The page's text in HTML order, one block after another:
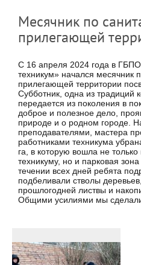
Месячник по
прилегающей
С 16 апреля 2024 года в
техникум» начался месячник
прилегающей территории
Субботник, одна из традиций
передается из поколения в
доброе и полезное дело,
природе и о родном городе.
преподавателями, мастера
работниками техникума
га, в которую вошла не
техникуму, но и парковая
течении всех дней ребята
подбеливали стволы
прошлогодней листвы и
Общими усилиями мы